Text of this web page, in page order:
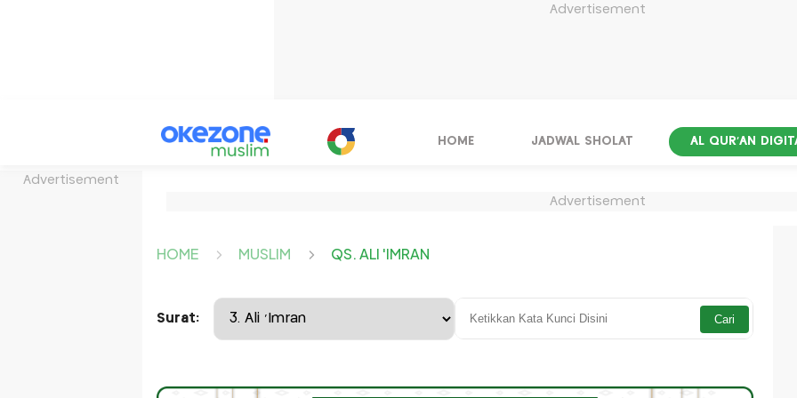
Advertisement
Advertisement
HOME JADWAL SHOLAT AL QUR'AN
Advertisement
HOME MUSLIM QS. ALI 'IMRAN
Surat: